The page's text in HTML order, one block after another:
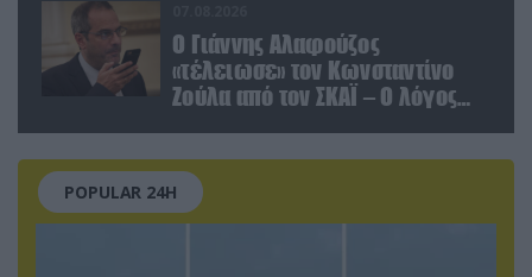
Ο Γιάννης Αλαφούζος
«τέλειωσε» τον Κωνσταντίνο
Ζούλα από τον ΣΚΑΪ – Ο λόγος
POPULAR 24H